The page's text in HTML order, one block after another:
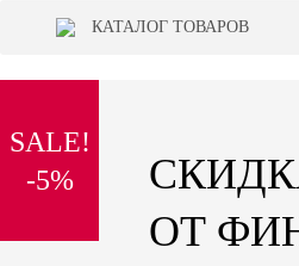
special price
sale
надо брать
sale
КАТАЛОГ ТОВАРОВ
SALE!
-5%
ОТ